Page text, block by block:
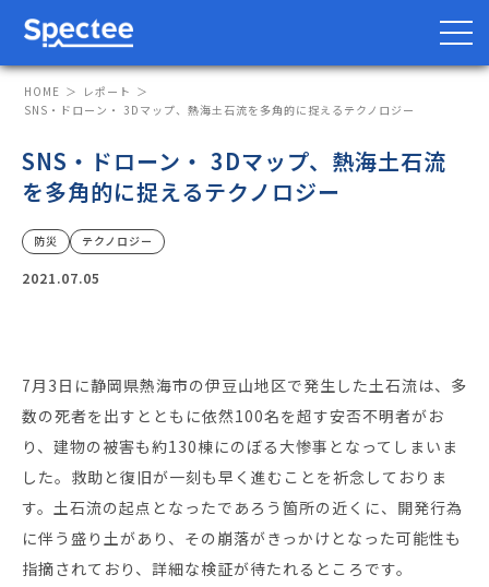
防災・BCP向け サプライチェーン向け
サービス
Spectee Pro
導入事例
レポート
セミナー・イベント
HOME
レポート
SNS・ドローン・ 3Dマップ、熱海土石流を多角的に捉えるテクノロジー
SNS・ドローン・ 3Dマップ、熱海土石流
を多角的に捉えるテクノロジー
防災 テクノロジー
2021.07.05
7月3日に静岡県熱海市の伊豆山地区で発生した土石流は、多
数の死者を出すとともに依然100名を超す安否不明者がお
り、建物の被害も約130棟にのぼる大惨事となってしまいま
した。救助と復旧が一刻も早く進むことを祈念しておりま
す。土石流の起点となったであろう箇所の近くに、開発行為
に伴う盛り土があり、その崩落がきっかけとなった可能性も
指摘されており、詳細な検証が待たれるところです。